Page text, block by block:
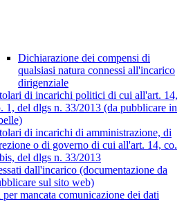
Dichiarazione dei compensi di
qualsiasi natura connessi all'incarico
dirigenziale
di incarichi politici di cui all'art. 14,
1, del dlgs n. 33/2013 (da pubblicare in
di incarichi di amministrazione, di
o di governo di cui all'art. 14, co.
del dlgs n. 33/2013
dall'incarico (documentazione da
sul sito web)
per mancata comunicazione dei dati